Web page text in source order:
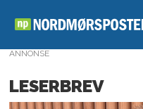
ANNONSE
LESERBREV